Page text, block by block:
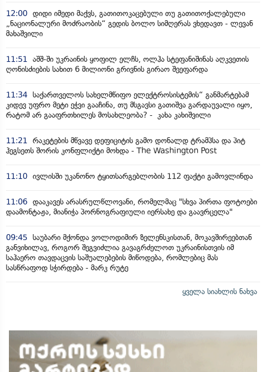
12:00 დიდი იმედი მაქვს, გათითოკაცებული თუ გათითოქალებული
„ნაციონალური მოძრაობის“ გედის ბოლო სიმღერას ვხედავთ - ლევან
მახაშვილი
11:51 აშშ-ში უკრაინის ყოფილ ელჩს, ოლჰა სტეფანიშინას აღკვეთის
ღონისძიების სახით 6 მილიონი გრივნის გირაო შეეფარდა
11:34 საქართველოს სახელმწიფო ელექტროსისტემის“ განმარტებამ
კიდევ უფრო მეტი ეჭვი გააჩინა, თუ მსგავსი გათიშვა გარდაუვალი იყო,
რატომ არ გააფრთხილეს მოსახლეობა? - კახა კახიშვილი
11:21 რაკეტების მწვავე დეფიციტის გამო დონალდ ტრამპსა და პიტ
ჰეგსეთს შორის კონფლიქტი მოხდა - The Washington Post
11:10 ივლისში უკანონო ტყითსარგებლობის 112 ფაქტი გამოვლინდა
11:06 დააკავეს არასრულწლოვანი, რომელმაც "სხვა პირთა ფოტოები
დაამონტაჟა, მიანიჭა პორნოგრაფიული იერსახე და გაავრცელა"
09:45 საუბარი მქონდა ვოლოდიმირ ზელენსკისთან, მოკავშირეებთან
განვიხილავ, როგორ შეგვიძლია გავაგრძელოთ უკრაინისთვის იმ
საჰაერო თავდაცვის საშუალებების მიწოდება, რომლებიც მას
სასწრაფოდ სჭირდება - მარკ რუტე
ყველა სიახლის ნახვა